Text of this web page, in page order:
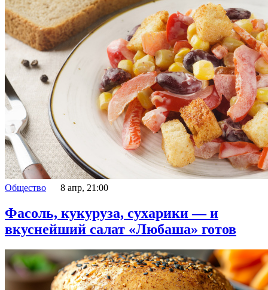
Общество 8 апр, 21:00
Фасоль, кукуруза, сухарики — и
вкуснейший салат «Любаша» готов